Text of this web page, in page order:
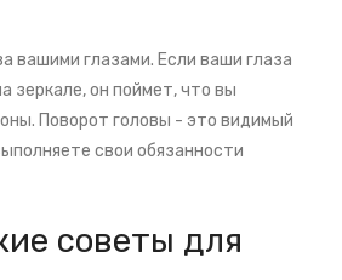
вашими глазами. Если ваши глаза
зеркале, он поймет, что вы
Поворот головы - это видимый
свои обязанности
советы для